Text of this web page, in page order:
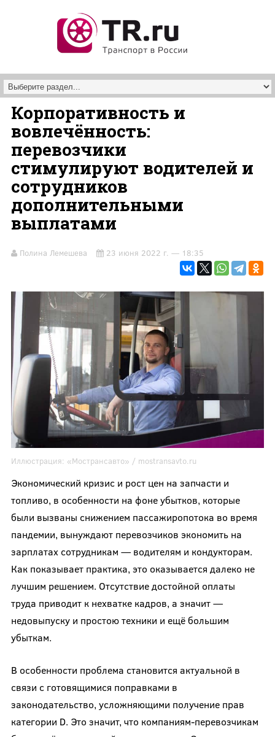
Корпоративность и
вовлечённость:
перевозчики
стимулируют водителей и
сотрудников
дополнительными
выплатами
Полина Лемешева 23 июня 2022 г. — 18:35
Иллюстрация: «Мострансавто» / mostransavto.ru
Экономический кризис и рост цен на запчасти и
топливо, в особенности на фоне убытков, которые
были вызваны снижением пассажиропотока во время
пандемии, вынуждают перевозчиков экономить на
зарплатах сотрудникам — водителям и кондукторам.
Как показывает практика, это оказывается далеко не
лучшим решением. Отсутствие достойной оплаты
труда приводит к нехватке кадров, а значит —
недовыпуску и простою техники и ещё большим
убыткам.
В особенности проблема становится актуальной в
связи с готовящимися поправками в
законодательство, усложняющими получение прав
категории D. Это значит, что компаниям-перевозчикам